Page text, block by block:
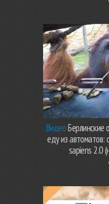
ВидеоБерлинские
еду из автоматов:
sapiens 2.0